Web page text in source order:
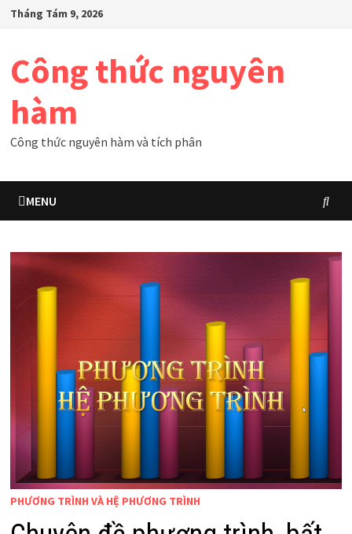
SkipTháng Tám 9, 2026
Công thức nguyên
hàm
Công thức nguyên hàm và tích phân
MENU
PHƯƠNG TRÌNH VÀ HỆ PHƯƠNG TRÌNH